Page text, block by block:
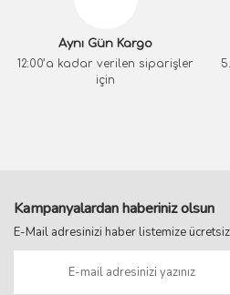
Aynı Gün Kargo
12:00’a kadar verilen siparişler
için
Kampanyalardan haberiniz olsun
E-Mail adresinizi haber listemize